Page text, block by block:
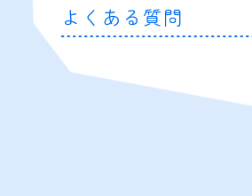
よくある質問